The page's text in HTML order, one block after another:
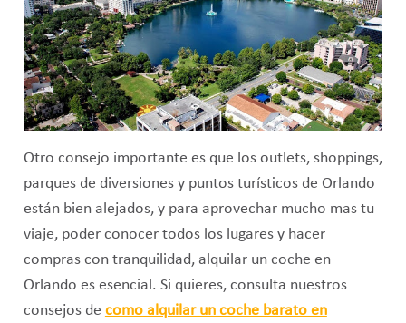
Otro consejo importante es que los outlets, shoppings,
parques de diversiones y puntos turísticos de Orlando
están bien alejados, y para aprovechar mucho mas tu
viaje, poder conocer todos los lugares y hacer
compras con tranquilidad, alquilar un coche en
Orlando es esencial. Si quieres, consulta nuestros
consejos de como alquilar un coche barato en